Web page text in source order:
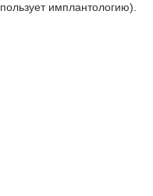
имплантологию).